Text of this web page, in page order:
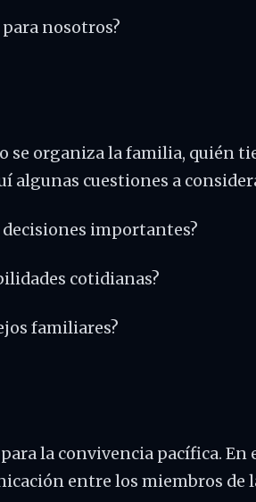
nosotros?
se organiza la familia, quién
algunas cuestiones a
importantes?
cotidianas?
familiares?
para la convivencia pacífica. En
entre los miembros